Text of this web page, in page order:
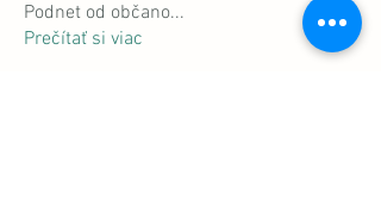
Podnet od občano...
Prečítať si viac